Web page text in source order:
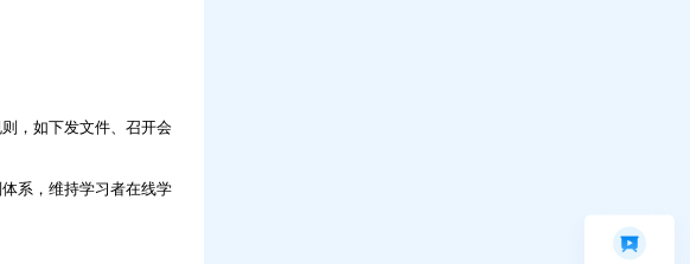
，如下发文件、召开会
系，维持学习者在线学